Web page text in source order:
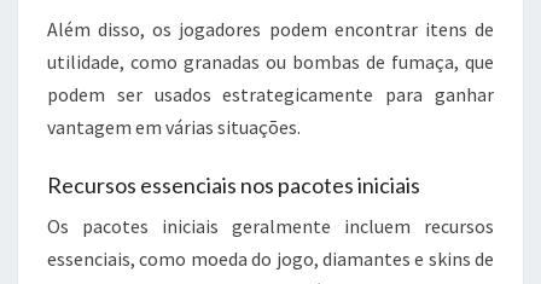
Além disso, os jogadores podem encontrar itens de
utilidade, como granadas ou bombas de fumaça, que
podem ser usados estrategicamente para ganhar
vantagem em várias situações.
Recursos essenciais nos pacotes iniciais
Os pacotes iniciais geralmente incluem recursos
essenciais, como moeda do jogo, diamantes e skins de